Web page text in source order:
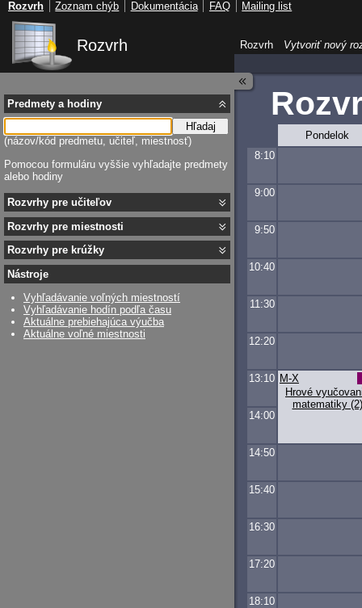
Rozvrh
Pondelok
8:10
9:00
9:50
10:40
11:30
12:20
13:10
Hrové
matematiky (2)
M-X
14:00
14:50
15:40
16:30
17:20
18:10
Predmety a hodiny
Hľadaj
(názov/kód predmetu, učiteľ, miestnosť)
Pomocou formuláru vyššie vyhľadajte predmety
alebo hodiny
Rozvrhy pre učiteľov
Rozvrhy pre miestnosti
Rozvrhy pre krúžky
Nástroje
Vyhľadávanie voľných miestností
Vyhľadávanie hodín podľa času
Aktuálne prebiehajúca výučba
Aktuálne voľné miestnosti
Rozvrh Vytvoriť nový
Rozvrh Zoznam chýb Dokumentácia FAQ Mailing list